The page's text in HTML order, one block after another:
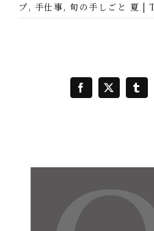
プ, 手仕事, 旬の手しごと 夏 |
Facebook
X